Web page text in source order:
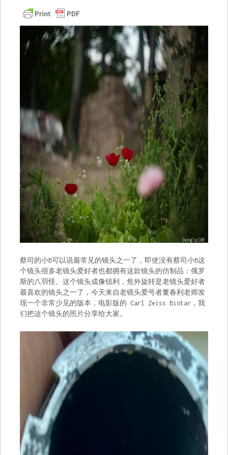
蔡司的小B可以说最常见的镜头之一了，即使没有蔡司小B这
个镜头很多老镜头爱好者也都拥有这款镜头的仿制品：俄罗
斯的八羽怪。这个镜头成像锐利，焦外旋转是老镜头爱好者
最喜欢的镜头之一了，今天来自老镜头爱号者董春利老师发
现一个非常少见的版本，电影版的 Carl Zeiss Biotar，我
们把这个镜头的照片分享给大家。